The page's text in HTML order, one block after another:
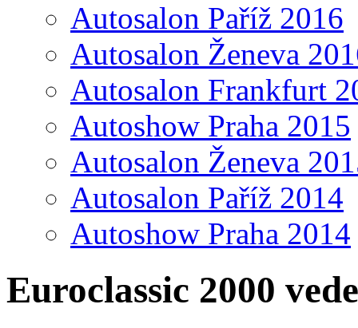
Autosalon Paříž 2016
Autosalon Ženeva
Autosalon Frankfurt
Autoshow Praha 2015
Autosalon Ženeva
Autosalon Paříž 2014
Autoshow Praha 2014
Euroclassic 2000